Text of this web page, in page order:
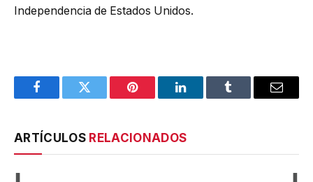
Independencia de Estados Unidos.
FacebookTwitter Pinterest LinkedInTumblr Email
ARTÍCULOS RELACIONADOS